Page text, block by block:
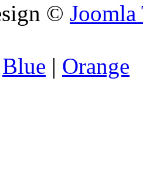
© Joomla
Blue | Orange